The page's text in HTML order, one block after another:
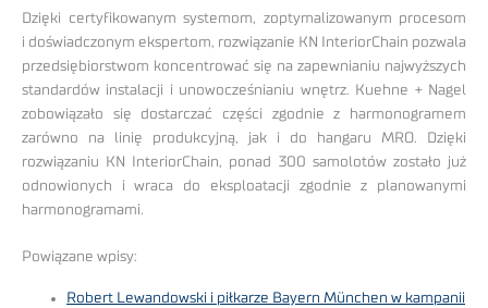
Dzięki certyfikowanym systemom, zoptymalizowanym procesom
i doświadczonym ekspertom, rozwiązanie KN InteriorChain pozwala
przedsiębiorstwom koncentrować się na zapewnianiu najwyższych
standardów instalacji i unowocześnianiu wnętrz. Kuehne + Nagel
zobowiązało się dostarczać części zgodnie z harmonogramem
zarówno na linię produkcyjną, jak i do hangaru MRO. Dzięki
rozwiązaniu KN InteriorChain, ponad 300 samolotów zostało już
odnowionych i wraca do eksploatacji zgodnie z planowanymi
harmonogramami.
Powiązane wpisy:
Robert Lewandowski i piłkarze Bayern München w kampanii